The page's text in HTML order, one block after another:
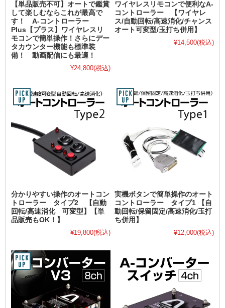
【単品販売不可】オートで鑑賞
して楽しむならこれが最高で
す！ A-コントローラー
Plus【プラス】ワイヤレスリ
モコンで簡単操作！さらにデー
タカウンター機能も標準装
備！ 動画配信にも最適！
¥24,800(税込)
ワイヤレスリモコンで便利なA-
コントローラー 【ワイヤレ
ス/自動回転/高速消化/チャンス
オート可変型/玉打ち併用】
¥14,500(税込)
分かりやすい操作のオートコン
トローラー タイプ2 【自動
回転/高速消化 可変型】【単
品販売もOK！】
¥19,800(税込)
実機ボタンで簡単操作のオート
コントローラー タイプ1 【自
動回転/保留固定/高速消化/玉打
ち併用】
¥12,000(税込)